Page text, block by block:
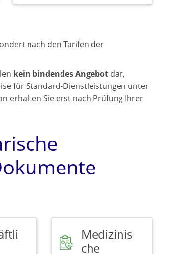
nach den Tarifen der
kein bindendes Angebotdar,
für Standard-Dienstleistungen unter
erhalten Sie erst nach Prüfung Ihrer
Medizinis
che